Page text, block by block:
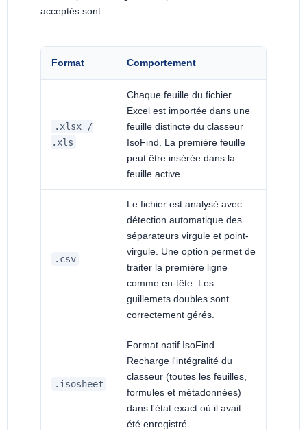
acceptés sont :
Format Comportement
.xlsx /
.xls
Chaque feuille du fichier
Excel est importée dans une
feuille distincte du classeur
IsoFind. La première feuille
peut être insérée dans la
feuille active.
.csv
Le fichier est analysé avec
détection automatique des
séparateurs virgule et point-
virgule. Une option permet de
traiter la première ligne
comme en-tête. Les
guillemets doubles sont
correctement gérés.
.isosheet
Format natif IsoFind.
Recharge l'intégralité du
classeur (toutes les feuilles,
formules et métadonnées)
dans l'état exact où il avait
été enregistré.